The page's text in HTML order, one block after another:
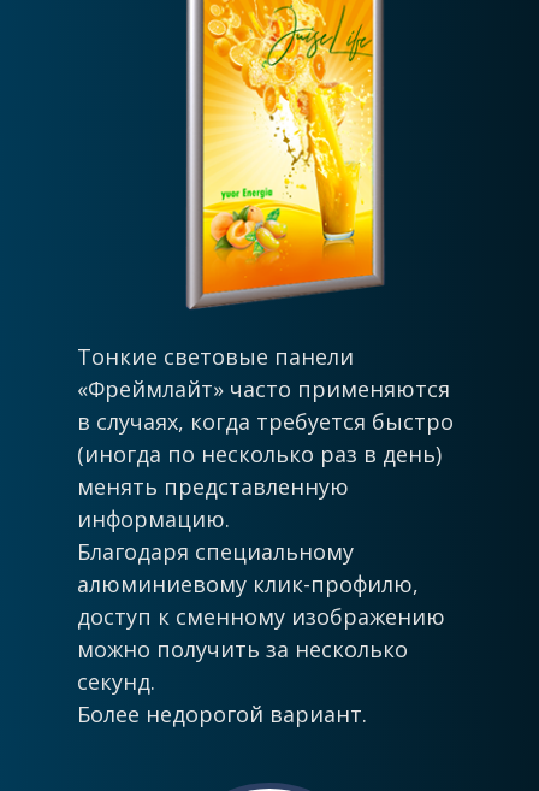
Тонкие световые панели
«Фреймлайт» часто применяются
в случаях, когда требуется быстро
(иногда по несколько раз в день)
менять представленную
информацию.
Благодаря специальному
алюминиевому клик-профилю,
доступ к сменному изображению
можно получить за несколько
секунд.
Более недорогой вариант.